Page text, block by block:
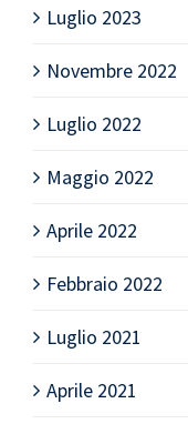
Luglio 2023
Novembre 2022
Luglio 2022
Maggio 2022
Aprile 2022
Febbraio 2022
Luglio 2021
Aprile 2021